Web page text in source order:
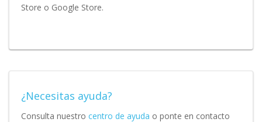
Store o Google Store.
¿Necesitas ayuda?
Consulta nuestro centro de ayuda o ponte en contacto